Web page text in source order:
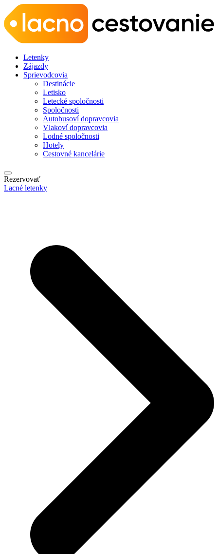
Letenky
Zájazdy
Sprievodcovia
Destinácie
Letisko
Letecké spoločnosti
Spoločnosti
Autobusoví dopravcovia
Vlakoví dopravcovia
Lodné spoločnosti
Hotely
Cestovné kancelárie
Rezervovať
Lacné letenky